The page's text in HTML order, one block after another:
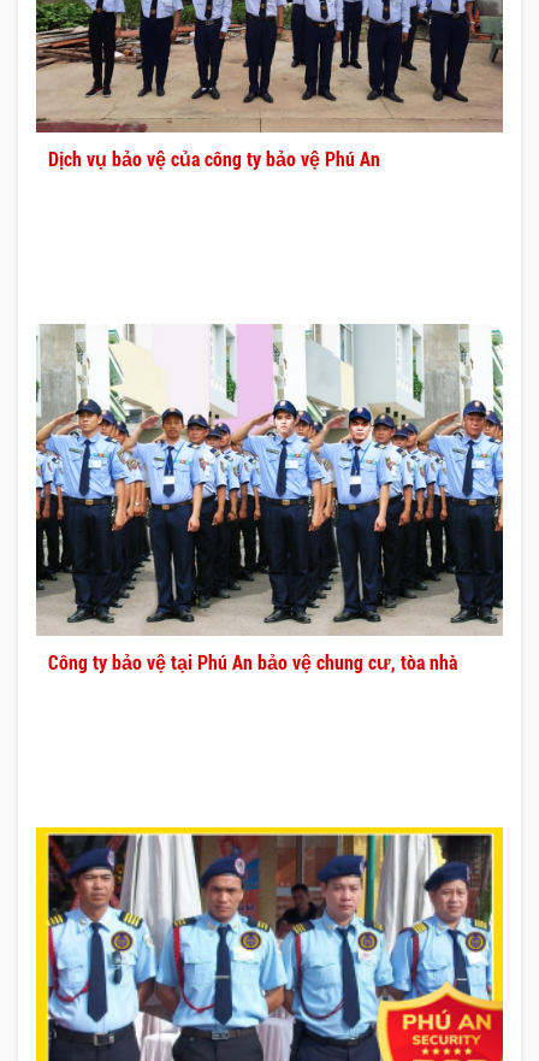
Dịch vụ bảo vệ của công ty bảo vệ Phú An
Công ty bảo vệ tại Phú An bảo vệ chung cư, tòa nhà